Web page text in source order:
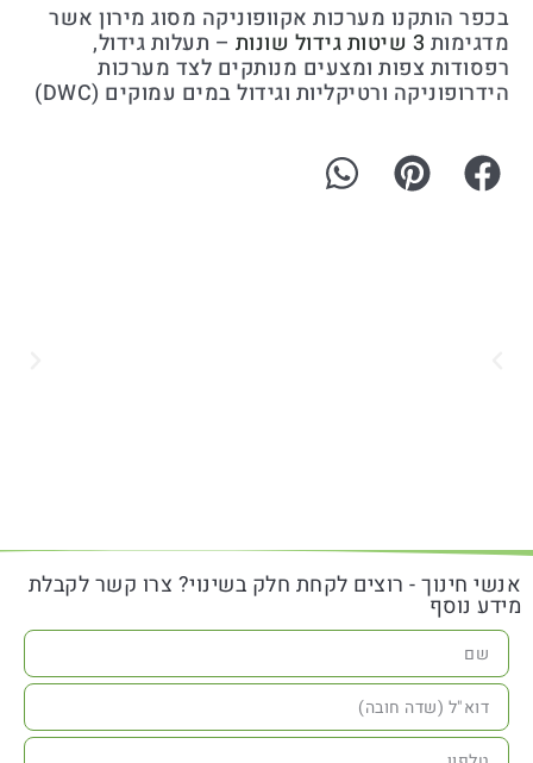
בכפר הותקנו מערכות אקוופוניקה מסוג מירון אשר
מדגימות – תעלות גידול,
רפסודות צפות ומצעים מנותקים לצד מערכות
הידרופוניקה ורטיקליות וגידול במים עמוקים (DWC)
אנשי חינוך - רוצים לקחת חלק בשינוי? צרו קשר לקבלת
מידע נוסף